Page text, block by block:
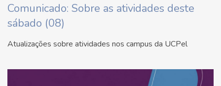
Comunicado: Sobre as atividades deste
sábado (08)
Atualizações sobre atividades nos campus da UCPel